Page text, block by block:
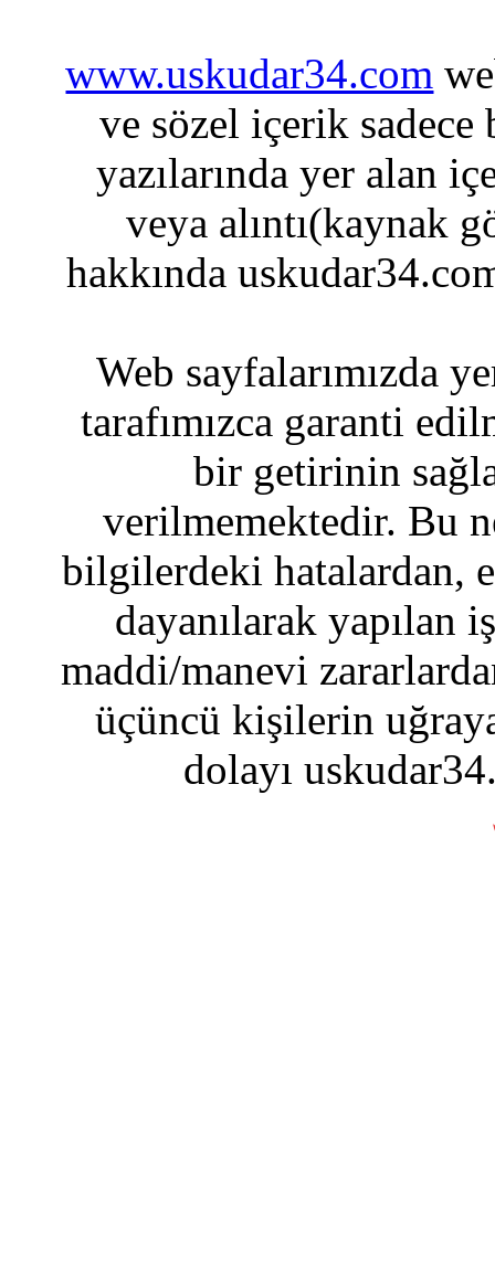
www.uskudar34.com
ve sözel içerik sadece
yazılarında yer alan
veya alıntı(kaynak
hakkında
Web sayfalarımızda
tarafımızca garanti
bir getirinin
verilmemektedir. Bu
bilgilerdeki hatalardan,
dayanılarak yapılan
maddi/manevi
üçüncü kişilerin
dolayı